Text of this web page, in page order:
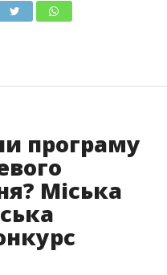
програму
Міська